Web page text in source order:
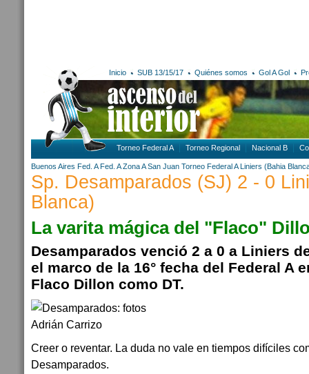
Inicio SUB 13/15/17 Quiénes somos Gol A Gol
Torneo Federal A Torneo Regional Nacional B
Buenos Aires Fed. A Fed. A Zona A San Juan Torneo Federal A Liniers (Bahia
Sp. Desamparados (SJ) 2 - 0
Blanca)
La varita mágica del "Flaco"
Desamparados venció 2 a 0 a Liniers
el marco de la 16° fecha del Federal A
Flaco Dillon como DT.
Creer o reventar. La duda no vale en tiempos difíciles
Desamparados.